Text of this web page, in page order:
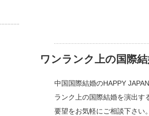
ワンランク上の国際
中国国際結婚のHAPPY
ランク上の国際結婚を演出す
要望をお気軽にご相談下さい。